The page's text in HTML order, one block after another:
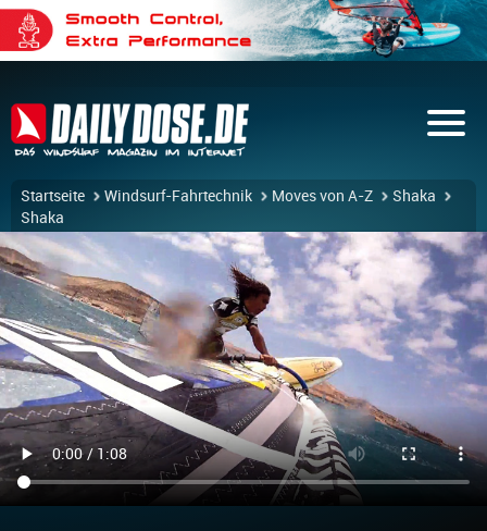
Startseite Windsurf-Fahrtechnik Moves von A-Z
Shaka
Shaka